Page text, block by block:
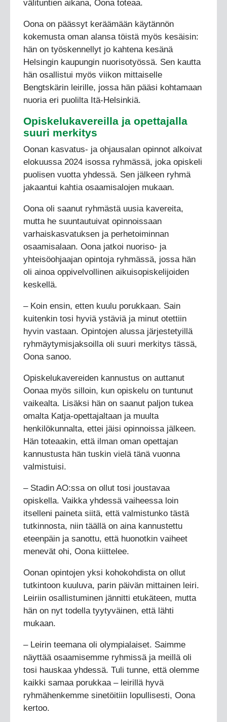
välituntien aikana, Oona toteaa.
Oona on päässyt keräämään käytännön
kokemusta oman alansa töistä myös kesäisin:
hän on työskennellyt jo kahtena kesänä
Helsingin kaupungin nuorisotyössä. Sen kautta
hän osallistui myös viikon mittaiselle
Bengtskärin leirille, jossa hän pääsi kohtamaan
nuoria eri puolilta Itä-Helsinkiä.
Opiskelukavereilla ja opettajalla
suuri merkitys
Oonan kasvatus- ja ohjausalan opinnot alkoivat
elokuussa 2024 isossa ryhmässä, joka opiskeli
puolisen vuotta yhdessä. Sen jälkeen ryhmä
jakaantui kahtia osaamisalojen mukaan.
Oona oli saanut ryhmästä uusia kavereita,
mutta he suuntautuivat opinnoissaan
varhaiskasvatuksen ja perhetoiminnan
osaamisalaan. Oona jatkoi nuoriso- ja
yhteisöohjaajan opintoja ryhmässä, jossa hän
oli ainoa oppivelvollinen aikuisopiskelijoiden
keskellä.
– Koin ensin, etten kuulu porukkaan. Sain
kuitenkin tosi hyviä ystäviä ja minut otettiin
hyvin vastaan. Opintojen alussa järjestetyillä
ryhmäytymisjaksoilla oli suuri merkitys tässä,
Oona sanoo.
Opiskelukavereiden kannustus on auttanut
Oonaa myös silloin, kun opiskelu on tuntunut
vaikealta. Lisäksi hän on saanut paljon tukea
omalta Katja-opettajaltaan ja muulta
henkilökunnalta, ettei jäisi opinnoissa jälkeen.
Hän toteaakin, että ilman oman opettajan
kannustusta hän tuskin vielä tänä vuonna
valmistuisi.
– Stadin AO:ssa on ollut tosi joustavaa
opiskella. Vaikka yhdessä vaiheessa loin
itselleni paineta siitä, että valmistunko tästä
tutkinnosta, niin täällä on aina kannustettu
eteenpäin ja sanottu, että huonotkin vaiheet
menevät ohi, Oona kiittelee.
Oonan opintojen yksi kohokohdista on ollut
tutkintoon kuuluva, parin päivän mittainen leiri.
Leiriin osallistuminen jännitti etukäteen, mutta
hän on nyt todella tyytyväinen, että lähti
mukaan.
– Leirin teemana oli olympialaiset. Saimme
näyttää osaamisemme ryhmissä ja meillä oli
tosi hauskaa yhdessä. Tuli tunne, että olemme
kaikki samaa porukkaa – leirillä hyvä
ryhmähenkemme sinetöitiin lopullisesti, Oona
kertoo.